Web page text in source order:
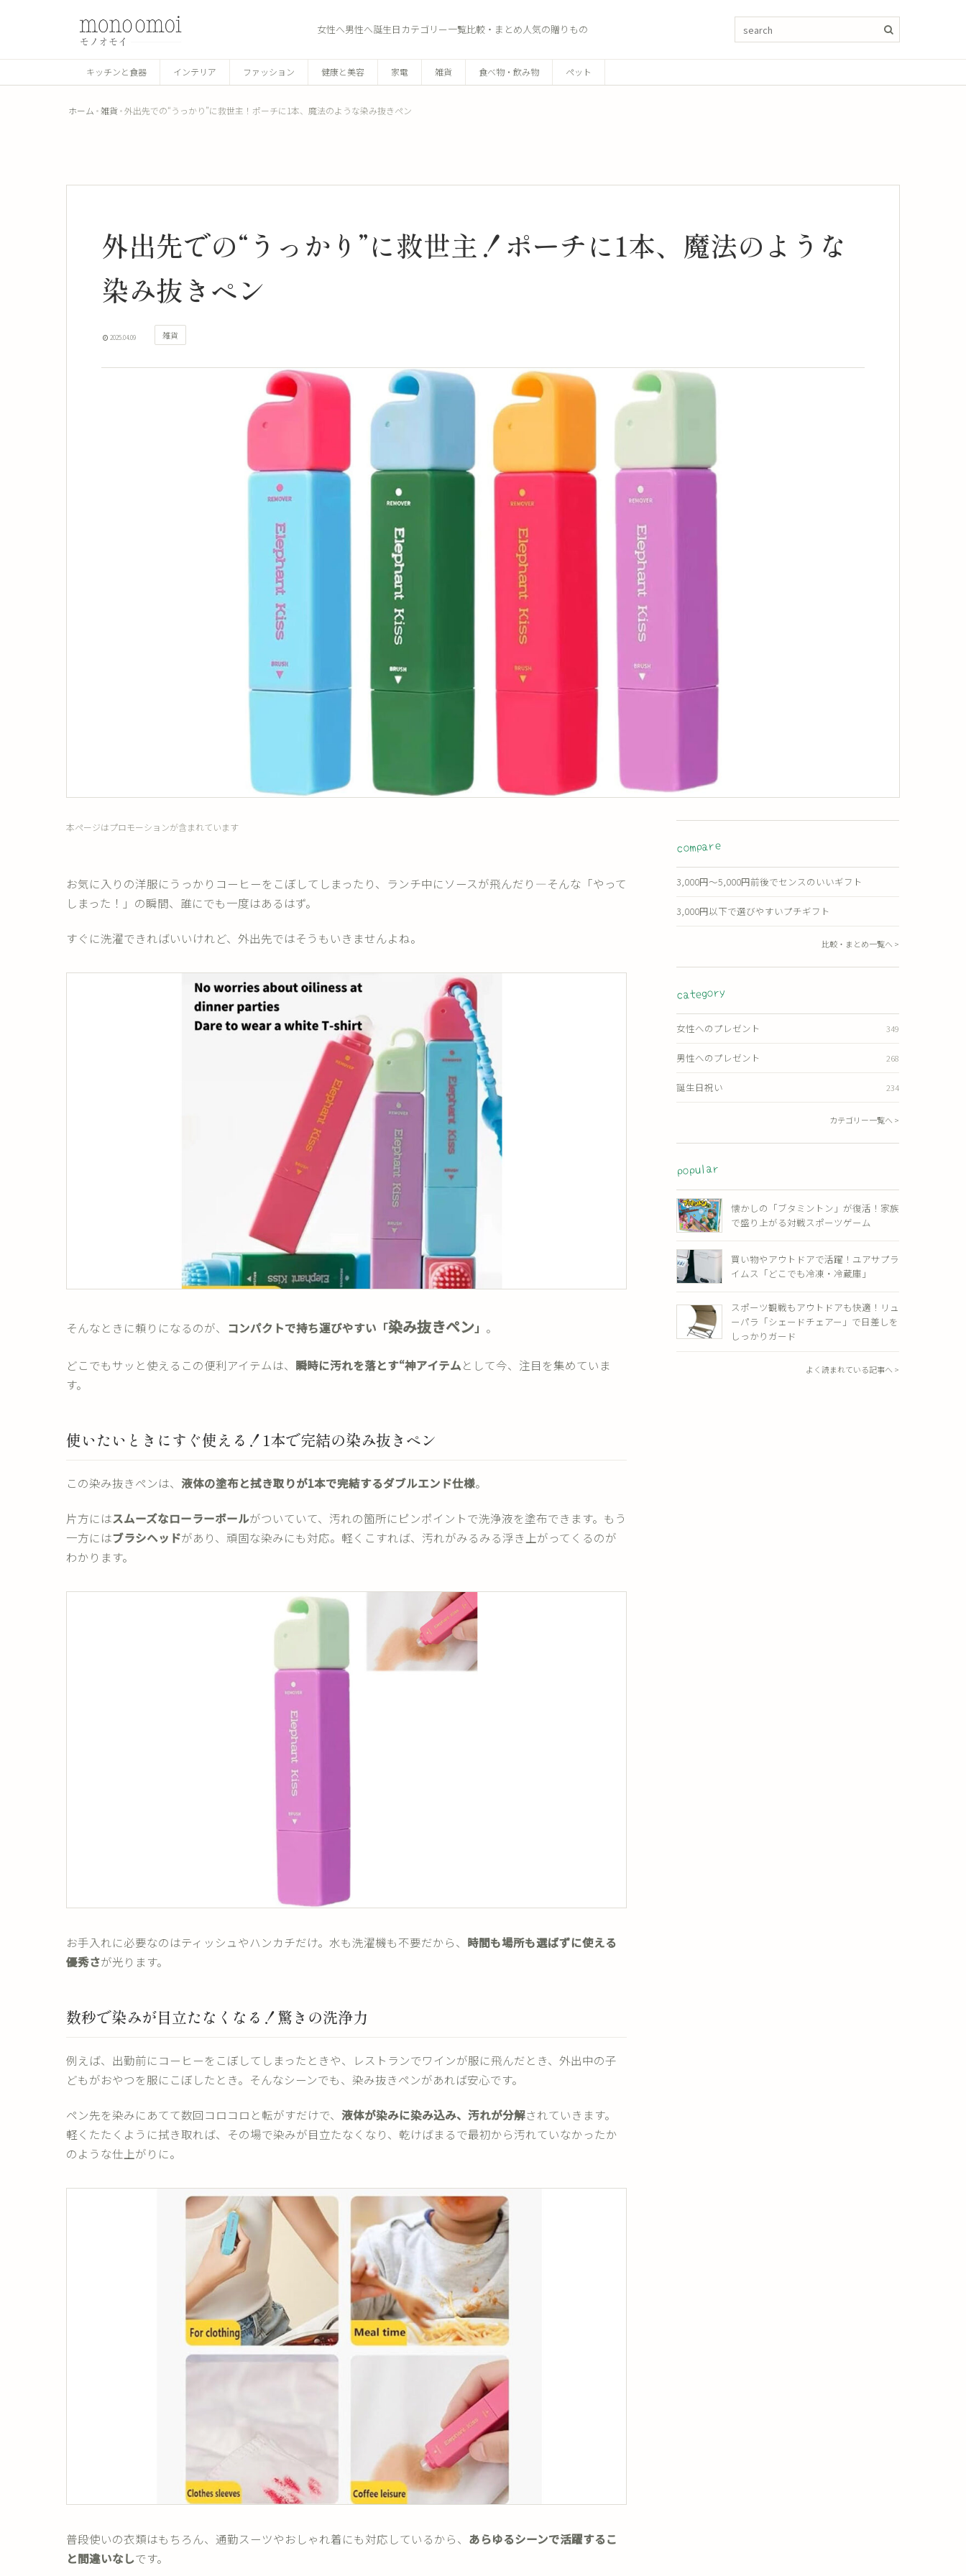
女性へ男性へ誕生日 カテゴリー一覧比較・まとめ人気の贈りもの
キッチンと食器 インテリア ファッション 健康と美容 家電 雑貨 食べ物・飲み物 ペット
ホーム 雑貨 外出先での“うっかり”に救世主！ポーチに1本、魔法のような染み抜きペン
外出先での“うっかり”に救世主！ポーチに1本、魔法のような
染み抜きペン
2025.04.09 雑貨
本ページはプロモーションが含まれています
お気に入りの洋服にうっかりコーヒーをこぼしてしまったり、ランチ中にソースが飛んだり―そんな「やって
しまった！」の瞬間、誰にでも一度はあるはず。
すぐに洗濯できればいいけれど、外出先ではそうもいきませんよね。
そんなときに頼りになるのが、 コンパクトで持ち運びやすい「染み抜きペン」 。
どこでもサッと使えるこの便利アイテムは、 瞬時に汚れを落とす“神アイテムとして今、注目を集めていま
す。
使いたいときにすぐ使える！1本で完結の染み抜きペン
この染み抜きペンは、 液体の塗布と拭き取りが1本で完結するダブルエンド仕様。
片方にはスムーズなローラーボールがついていて、汚れの箇所にピンポイントで洗浄液を塗布できます。もう
一方にはブラシヘッドがあり、頑固な染みにも対応。軽くこすれば、汚れがみるみる浮き上がってくるのが
わかります。
お手入れに必要なのはティッシュやハンカチだけ。水も洗濯機も不要だから、 時間も場所も選ばずに使える
優秀さが光ります。
数秒で染みが目立たなくなる！驚きの洗浄力
例えば、出勤前にコーヒーをこぼしてしまったときや、レストランでワインが服に飛んだとき、外出中の子
どもがおやつを服にこぼしたとき。そんなシーンでも、染み抜きペンがあれば安心です。
ペン先を染みにあてて数回コロコロと転がすだけで、 液体が染みに染み込み、汚れが分解されていきます。
軽くたたくように拭き取れば、その場で染みが目立たなくなり、乾けばまるで最初から汚れていなかったか
のような仕上がりに。
普段使いの衣類はもちろん、通勤スーツやおしゃれ着にも対応しているから、 あらゆるシーンで活躍するこ
と間違いなしです。
compare
3,000円〜5,000円前後でセンスのいいギフト
3,000円以下で選びやすいプチギフト
比較・まとめ一覧へ >
category
女性へのプレゼント 349
男性へのプレゼント 268
誕生日祝い 234
カテゴリー一覧へ >
popular
懐かしの「ブタミントン」が復活！家族
で盛り上がる対戦スポーツゲーム
買い物やアウトドアで活躍！ユアサプラ
イムス「どこでも冷凍・冷蔵庫」
スポーツ観戦もアウトドアも快適！リュ
ーパラ「シェードチェアー」で日差しを
しっかりガード
よく読まれている記事へ >